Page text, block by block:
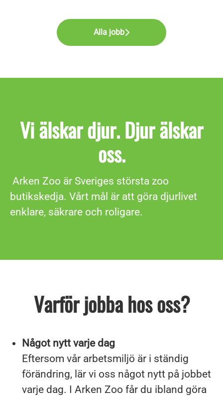
Alla jobb
Vi älskar djur. Djur älskar
oss.
Arken Zoo är Sveriges största zoo
butikskedja. Vårt mål är att göra djurlivet
enklare, säkrare och roligare.
Varför jobba hos oss?
Något nytt varje dag
Eftersom vår arbetsmiljö är i ständig
förändring, lär vi oss något nytt på jobbet
varje dag. I Arken Zoo får du ibland göra